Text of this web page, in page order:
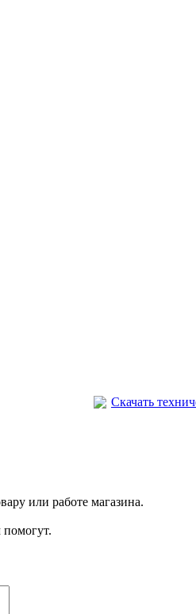
Скачать
или работе магазина.